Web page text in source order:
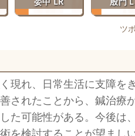
ツ
現れ、日常生活に支障を
されたことから、鍼治療
た可能性がある。今後は
を検討することが望ましい